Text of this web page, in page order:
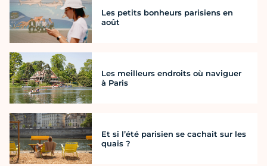
Les petits bonheurs parisiens en
août
Les meilleurs endroits où naviguer
à Paris
Et si l’été parisien se cachait sur les
quais ?